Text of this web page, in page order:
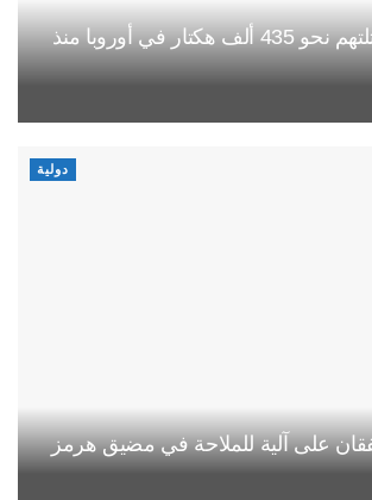
حرائق الغابات تلتهم نحو 435 ألف هكتار في أوروبا منذ
دولية
على آلية للملاحة في مضيق هرمز